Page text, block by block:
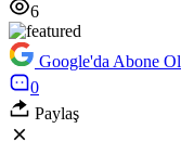
6
Google'da Abone Ol
0
Paylaş